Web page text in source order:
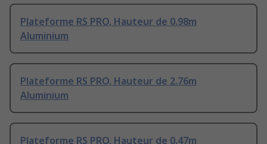
Plateforme RS PRO, Hauteur de 0.98m
Aluminium
Plateforme RS PRO, Hauteur de 2.76m
Aluminium
Plateforme RS PRO, Hauteur de 0.47m